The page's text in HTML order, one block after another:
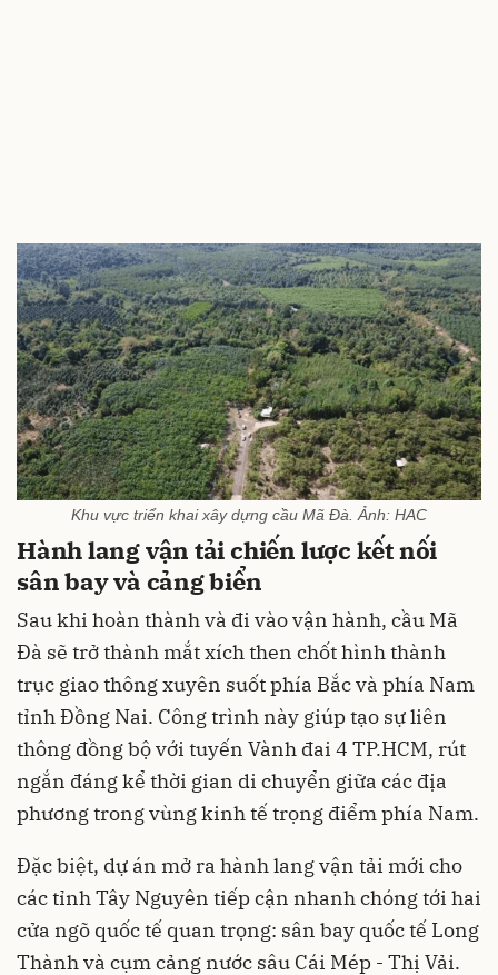
Khu vực triển khai xây dựng cầu Mã Đà. Ảnh: HAC
Hành lang vận tải chiến lược kết nối
sân bay và cảng biển
Sau khi hoàn thành và đi vào vận hành, cầu Mã
Đà sẽ trở thành mắt xích then chốt hình thành
trục giao thông xuyên suốt phía Bắc và phía Nam
tỉnh Đồng Nai. Công trình này giúp tạo sự liên
thông đồng bộ với tuyến Vành đai 4 TP.HCM, rút
ngắn đáng kể thời gian di chuyển giữa các địa
phương trong vùng kinh tế trọng điểm phía Nam.
Đặc biệt, dự án mở ra hành lang vận tải mới cho
các tỉnh Tây Nguyên tiếp cận nhanh chóng tới hai
cửa ngõ quốc tế quan trọng: sân bay quốc tế Long
Thành và cụm cảng nước sâu Cái Mép - Thị Vải.